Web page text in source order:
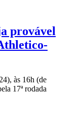
provável
às 16h (de
17ª rodada